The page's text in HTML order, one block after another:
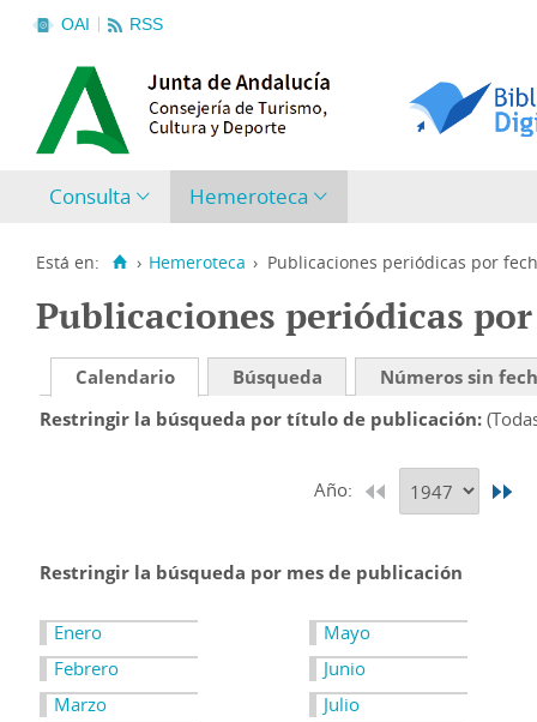
OAI RSS
Consulta Hemeroteca
Está en: › Hemeroteca › Publicaciones periódicas por
Publicaciones periódicas
Calendario Búsqueda
Números sin
Restringir la búsqueda por título de publicación
Año:
Restringir la búsqueda por mes de publicación
Enero
Febrero
Marzo
Mayo
Junio
Julio